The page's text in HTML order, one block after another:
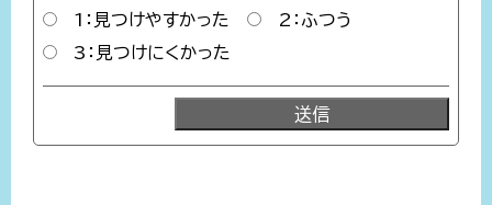
1：見つけやすかった
2：ふつう
3：見つけにくかった